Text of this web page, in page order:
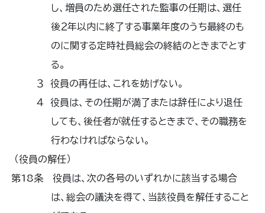
し、増員のため選任された監事の任期は、選任
後２年以内に終了する事業年度のうち最終のも
のに関する定時社員総会の終結のときまでとす
る。
３ 役員の再任は、これを妨げない。
４ 役員は、その任期が満了または辞任により退任
しても、後任者が就任するときまで、その職務を
行わなければならない。
（役員の解任）
第18条 役員は、次の各号のいずれかに該当する場合
は、総会の議決を得て、当該役員を解任すること